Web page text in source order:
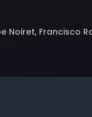
Noiret, Francisco
Honaz, Giuseppe
Jones,
Sandro Dori,